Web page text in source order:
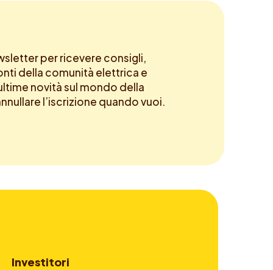
per ricevere consigli,
della comunità elettrica e
novità sul mondo della
l’iscrizione quando vuoi.
Investitori